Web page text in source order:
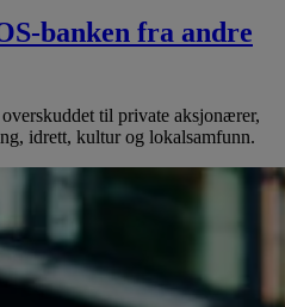
banken fra andre
til private aksjonærer,
idrett, kultur og lokalsamfunn.